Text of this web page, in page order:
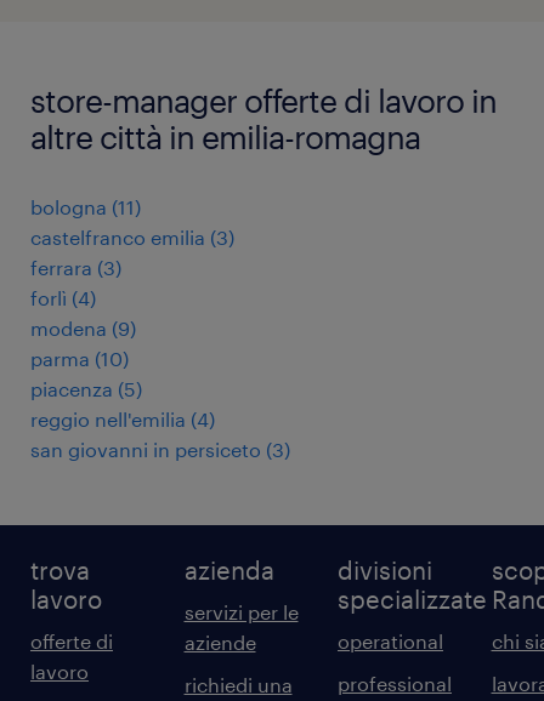
store-manager offerte di lavoro in
altre città in emilia-romagna
bologna (11)
castelfranco emilia (3)
ferrara (3)
forlì (4)
modena (9)
parma (10)
piacenza (5)
reggio nell'emilia (4)
san giovanni in persiceto (3)
trova
lavoro
offerte di
lavoro
azienda
servizi per le
aziende
richiedi una
divisioni
specializzate
operational
professional
chi